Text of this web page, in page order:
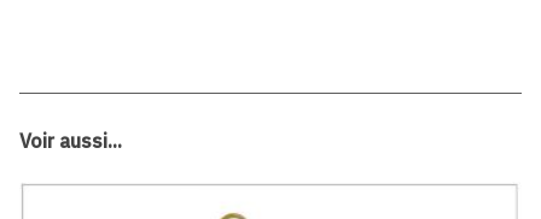
Voir aussi...